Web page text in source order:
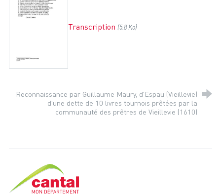
Transcription (5.8 Ko)
Reconnaissance par Guillaume Maury, d'Espau (Vieillevie)
d'une dette de 10 livres tournois prêtées par la
communauté des prêtres de Vieillevie (1610)